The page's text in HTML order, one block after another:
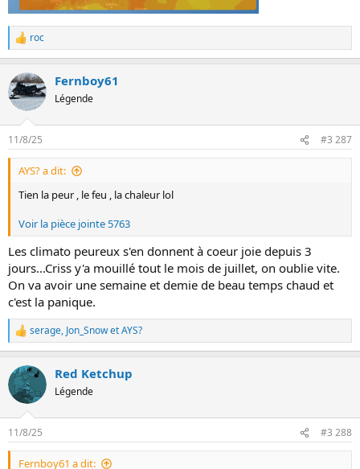
L
e
r
é
a
o
n
roc
Fernboy61
Légende
11/8/25 #3 287
AYS? a dit:
Tien la peur , le feu , la chaleur lol
Voir la pièce jointe 5763
Les climato peureux s'en donnent à coeur joie depuis 3
jours...Criss y'a mouillé tout le mois de juillet, on oublie vite.
On va avoir une semaine et demie de beau temps chaud et
c'est la panique.
L
e
r
é
a
o
serage, Jon_SnowetAYS?
Red Ketchup
Légende
11/8/25 #3 288
Fernboy61 a dit: